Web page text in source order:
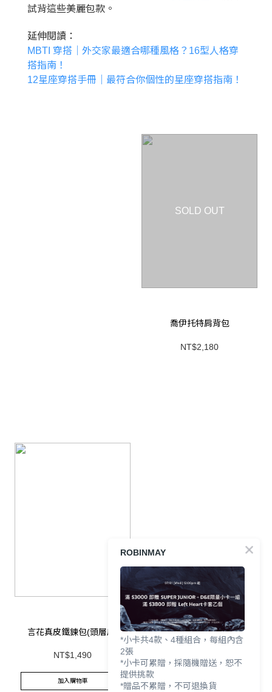
試背這些美麗包款。
延伸閱讀：
MBTI 穿搭｜外交家最適合哪種風格？16型人格穿
搭指南！
12星座穿搭手冊｜最符合你個性的星座穿搭指南！
SOLD OUT
喬伊托特肩背包
NT$2,180
言花真皮鐵鍊包(頭層皮)
NT$1,490
加入購物車
ROBINMAY
*小卡共4款、4種組合，每組內含
2張
*小卡可累贈，採隨機贈送，恕不
提供挑款
*贈品不累贈，不可退換貨